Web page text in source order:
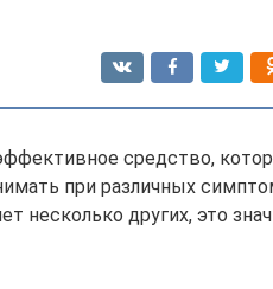
средство,
при различных
несколько других, это